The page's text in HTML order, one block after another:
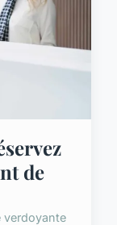
de
verdoyante